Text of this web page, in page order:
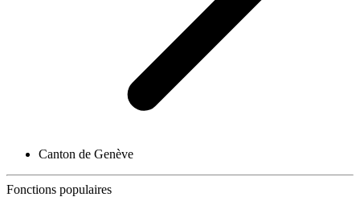
Canton de Genève
Fonctions populaires